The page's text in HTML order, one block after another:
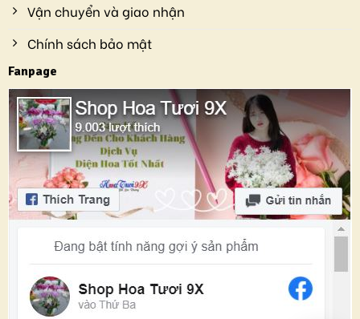
Vận chuyển và giao nhận
Chính sách bảo mật
Fanpage